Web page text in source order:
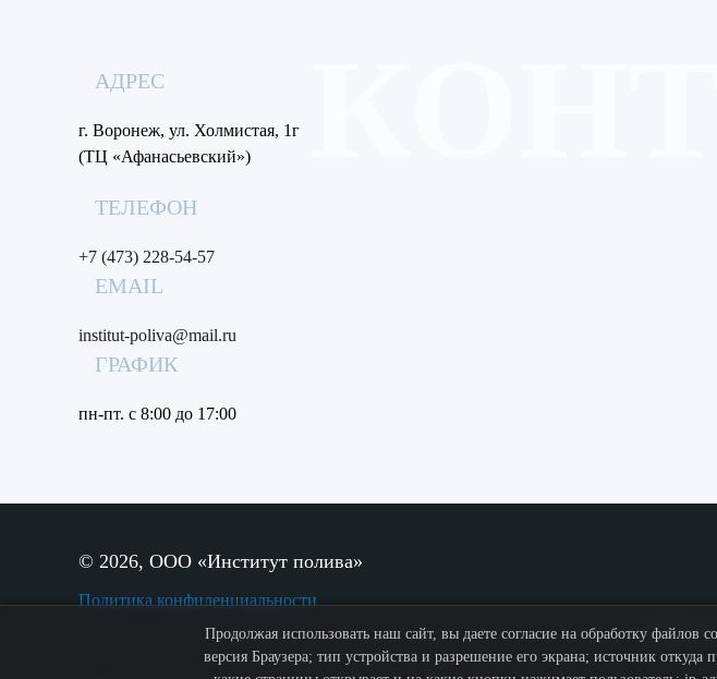
АДРЕС
г. Воронеж, ул. Холмистая, 1г
(ТЦ «Афанасьевский»)
ТЕЛЕФОН
+7 (473) 228-54-57
EMAIL
institut-poliva@mail.ru
ГРАФИК
пн-пт. с 8:00 до 17:00
© 2026, ООО «Институт полива»
Политика конфиденциальности
МЫ В
Продолжая использовать наш сайт, вы даете согласие на обработку
версия Браузера; тип устройства и разрешение его экрана; источник